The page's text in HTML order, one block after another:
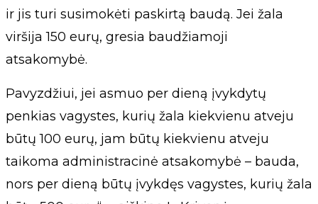
ir jis turi susimokėti paskirtą baudą. Jei žala
viršija 150 eurų, gresia baudžiamoji
atsakomybė.
Pavyzdžiui, jei asmuo per dieną įvykdytų
penkias vagystes, kurių žala kiekvienu atveju
būtų 100 eurų, jam būtų kiekvienu atveju
taikoma administracinė atsakomybė – bauda,
nors per dieną būtų įvykdęs vagystes, kurių žala